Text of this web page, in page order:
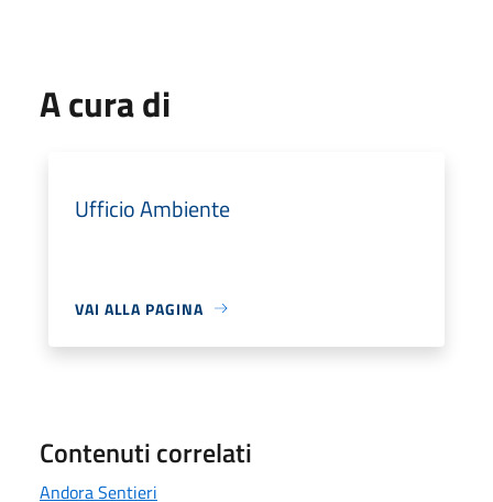
A cura di
Ufficio Ambiente
VAI ALLA PAGINA
Contenuti correlati
Andora Sentieri